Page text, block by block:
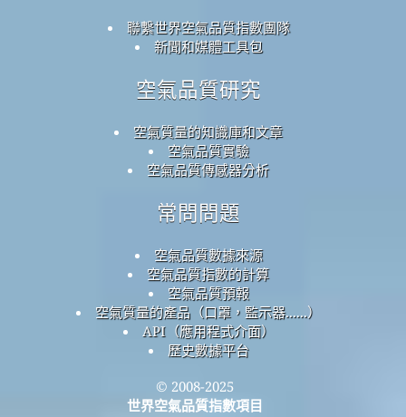
聯繫世界空氣品質指數團隊
新聞和媒體工具包
空氣品質研究
空氣質量的知識庫和文章
空氣品質實驗
空氣品質傳感器分析
常問問題
空氣品質數據來源
空氣品質指數的計算
空氣品質預報
空氣質量的產品（口罩，監示器......）
API（應用程式介面）
歷史數據平台
© 2008-2025
世界空氣品質指數項目